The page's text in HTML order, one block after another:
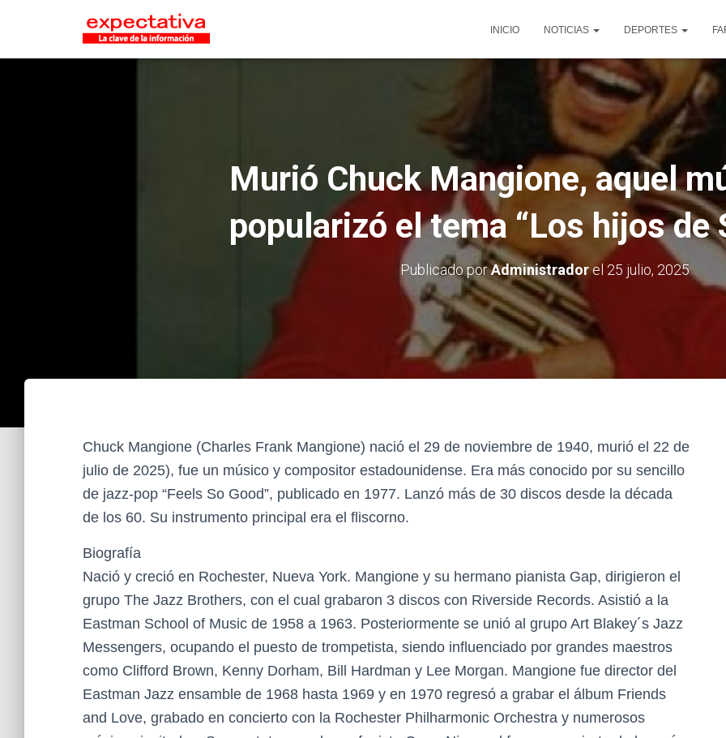
INICIO NOTICIAS DEPORTES
Murió Chuck Mangione, aquel
popularizó el tema “Los hijos de
Publicado porAdministradorel 25 julio, 2025
Chuck Mangione (Charles Frank Mangione) nació el 29 de noviembre de 1940, murió el 22 de
julio de 2025), fue un músico y compositor estadounidense. Era más conocido por su sencillo
de jazz-pop “Feels So Good”, publicado en 1977. Lanzó más de 30 discos desde la década
de los 60. Su instrumento principal era el fliscorno.
Biografía
Nació y creció en Rochester, Nueva York. Mangione y su hermano pianista Gap, dirigieron el
grupo The Jazz Brothers, con el cual grabaron 3 discos con Riverside Records. Asistió a la
Eastman School of Music de 1958 a 1963. Posteriormente se unió al grupo Art Blakey´s Jazz
Messengers, ocupando el puesto de trompetista, siendo influenciado por grandes maestros
como Clifford Brown, Kenny Dorham, Bill Hardman y Lee Morgan. Mangione fue director del
Eastman Jazz ensamble de 1968 hasta 1969 y en 1970 regresó a grabar el álbum Friends
and Love, grabado en concierto con la Rochester Philharmonic Orchestra y numerosos